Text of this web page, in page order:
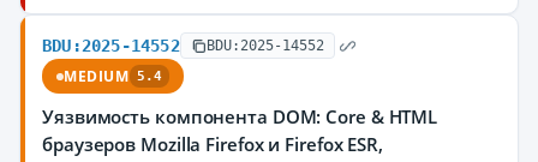
BDU:2025-14552 BDU:2025-14552
MEDIUM 5.4
Уязвимость компонента DOM: Core & HTML
браузеров Mozilla Firefox и Firefox ESR,